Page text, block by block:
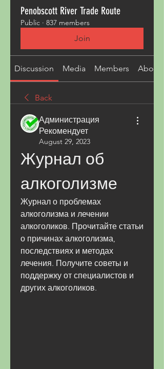
Penobscott River Trade Route
Public · 837 members
Join
Discussion Media Members About
Back
Администрация
Рекомендует
August 29, 2023
Журнал об
алкоголизме
Журнал о проблемах
алкоголизма и лечении
алкоголиков. Прочитайте статьи
о причинах алкоголизма,
последствиях и методах
лечения. Получите советы и
поддержку от специалистов и
других алкоголиков.